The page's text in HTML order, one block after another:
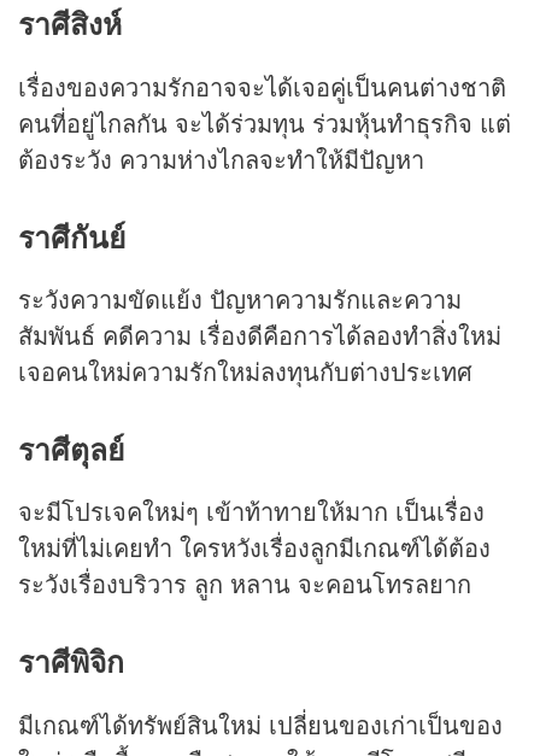
ราศีสิงห์
เรื่องของความรักอาจจะได้เจอคู่เป็นคนต่างชาติ
คนที่อยู่ไกลกัน จะได้ร่วมทุน ร่วมหุ้นทำธุรกิจ แต่
ต้องระวัง ความห่างไกลจะทำให้มีปัญหา
ราศีกันย์
ระวังความขัดแย้ง ปัญหาความรักและความ
สัมพันธ์ คดีความ เรื่องดีคือการได้ลองทำสิ่งใหม่
เจอคนใหม่ความรักใหม่ลงทุนกับต่างประเทศ
ราศีตุลย์
จะมีโปรเจคใหม่ๆ เข้าท้าทายให้มาก เป็นเรื่อง
ใหม่ที่ไม่เคยทำ ใครหวังเรื่องลูกมีเกณฑ์ได้ต้อง
ระวังเรื่องบริวาร ลูก หลาน จะคอนโทรลยาก
ราศีพิจิก
มีเกณฑ์ได้ทรัพย์สินใหม่ เปลี่ยนของเก่าเป็นของ